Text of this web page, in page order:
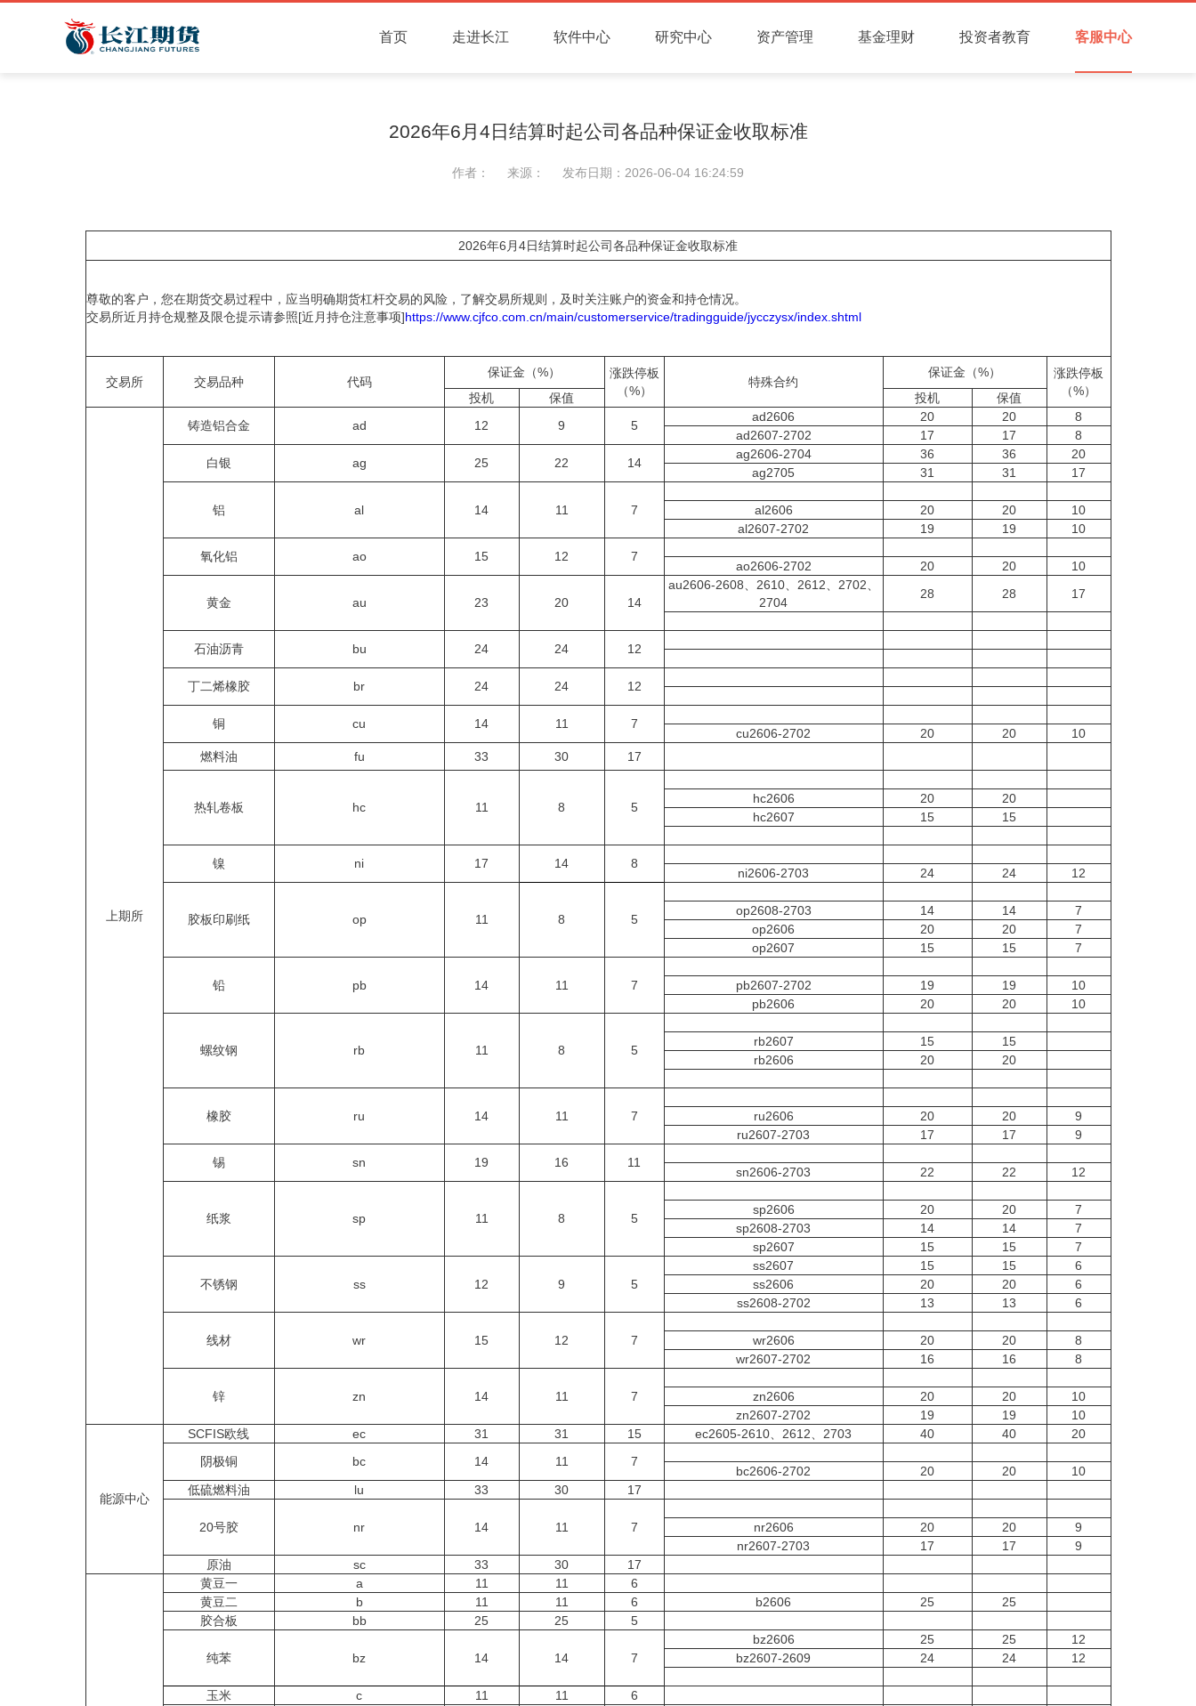
首页 走进长江 软件中心 研究中心 资产管理 基金理财 投资者教育 客服中心
2026年6月4日结算时起公司各品种保证金收取标准
作者： 来源： 发布日期：2026-06-04 16:24:59
2026年6月4日结算时起公司各品种保证金收取标准
尊敬的客户，您在期货交易过程中，应当明确期货杠杆交易的风险，了解交易所规则，及时关注账户的资金和持仓情况。
交易所近月持仓规整及限仓提示请参照[近月持仓注意事项]https://www.cjfco.com.cn/main/customerservice/tradingguide/jycczysx/index.shtml
交易所 交易品种 代码
保证金（%）
涨跌停板
（%）
特殊合约
保证金（%）
涨跌停板
（%）
投机 保值 投机 保值
上期所
铸造铝合金 ad 12 9 5
ad2606 20 20
8
ad2607-2702
17 17
8
白银
ag 25 22 14
ag2606-2704 36 36
20
ag2705
31 31 17
铝 al 14 11 7 al2606 20 20
10
al2607-2702
19 19
10
氧化铝
ao 15 12 7
ao2606-2702 20 20 10
黄金 au 23 20 14
au2606-2608、2610、2612、2702、
2704
28 28 17
石油沥青 bu 24 24 12
丁二烯橡胶 br 24 24 12
铜 cu 14 11 7
cu2606-2702 20 20
10
燃料油
fu 33 30 17
热轧卷板 hc 11 8 5
hc2606 20
20
hc2607
15 15
镍 ni 17 14 8
ni2606-2703 24 24 12
胶板印刷纸 op 11 8 5
op2608-2703 14 14
7
op2606
20 20
7
op2607
15 15 7
铅 pb 14 11 7 pb2607-2702 19 19
10
pb2606
20 20 10
螺纹钢 rb 11 8 5
rb2607 15
15
rb2606
20 20
橡胶 ru 14 11 7 ru2606 20 20
9
ru2607-2703
17 17
9
锡
sn 19 16 11
sn2606-2703 22 22 12
纸浆 sp 11 8 5
sp2606 20 20
7
sp2608-2703
14 14
7
sp2607
15 15 7
不锈钢 ss 12 9 5
ss2607 15 15
6
ss2606
20 20
6
ss2608-2702
13 13 6
线材 wr 15 12 7 wr2606 20 20
8
wr2607-2702
16 16 8
锌 zn 14 11 7 zn2606 20 20
10
zn2607-2702
19 19 10
能源中心
SCFIS欧线 ec 31 31 15 ec2605-2610、2612、2703 40 40
20
阴极铜
bc 14 11 7
bc2606-2702 20 20
10
低硫燃料油
lu 33 30 17
20号胶 nr 14 11 7 nr2606 20 20
9
nr2607-2703
17 17
9
原油
sc 33 30 17
黄豆一 a 11 11
6
黄豆二
b 11 11 6 b2606 25
25
胶合板
bb 25 25 5
纯苯 bz 14 14 7
bz2606 25 25
12
bz2607-2609
24 24 12
玉米 c 11 11
6